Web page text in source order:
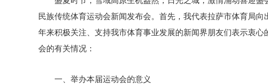
民族传统体育运动会新闻发布会。首先，我代表拉萨市体育局
年来积极关注、支持我市体育事业发展的新闻界朋友们表示衷
会的有关情况：
一、举办本届运动会的意义